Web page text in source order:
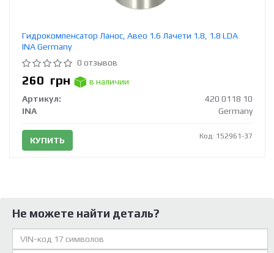
Гидрокомпенсатор Ланос, Авео 1.6 Лачети 1.8, 1.8 LDA
INA Germany
0 отзывов
260 грн
в наличии
Артикул:
420 0118 10
INA
Germany
КУПИТЬ Код: 152961-37
Не можете найти деталь?